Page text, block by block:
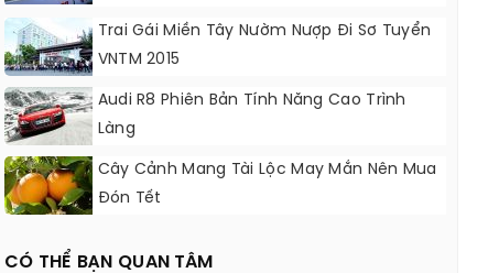
Trai Gái Miền Tây Nườm Nượp Đi Sơ Tuyển
VNTM 2015
Audi R8 Phiên Bản Tính Năng Cao Trình
Làng
Cây Cảnh Mang Tài Lộc May Mắn Nên Mua
Đón Tết
CÓ THỂ BẠN QUAN TÂM